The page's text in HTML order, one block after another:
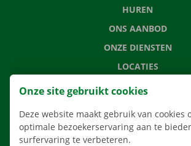
HUREN
ONS AANBOD
ONZE DIENSTEN
LOCATIES
APP
Onze site gebruikt cookies
Deze website maakt gebruik van cookies
optimale bezoekerservaring aan te
surfervaring te verbeteren.